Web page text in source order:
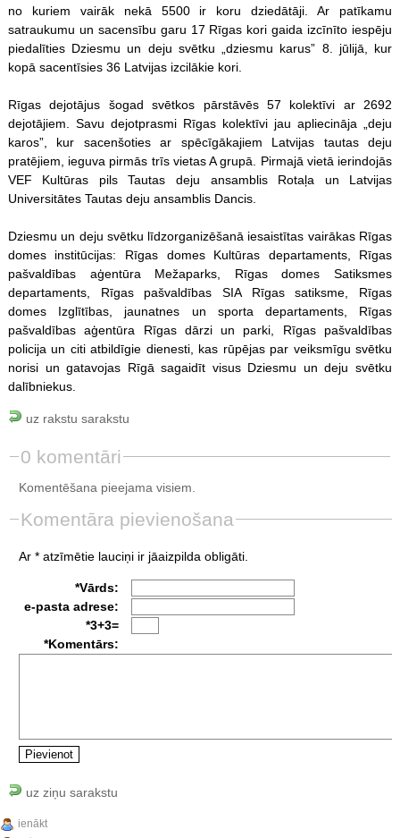
no kuriem vairāk nekā 5500 ir koru dziedātāji. Ar patīkamu
satraukumu un sacensību garu 17 Rīgas kori gaida izcīnīto iespēju
piedalīties Dziesmu un deju svētku „dziesmu karus” 8. jūlijā, kur
kopā sacentīsies 36 Latvijas izcilākie kori.
Rīgas dejotājus šogad svētkos pārstāvēs 57 kolektīvi ar 2692
dejotājiem. Savu dejotprasmi Rīgas kolektīvi jau apliecināja „deju
karos”, kur sacenšoties ar spēcīgākajiem Latvijas tautas deju
pratējiem, ieguva pirmās trīs vietas A grupā. Pirmajā vietā ierindojās
VEF Kultūras pils Tautas deju ansamblis Rotaļa un Latvijas
Universitātes Tautas deju ansamblis Dancis.
Dziesmu un deju svētku līdzorganizēšanā iesaistītas vairākas Rīgas
domes institūcijas: Rīgas domes Kultūras departaments, Rīgas
pašvaldības aģentūra Mežaparks, Rīgas domes Satiksmes
departaments, Rīgas pašvaldības SIA Rīgas satiksme, Rīgas
domes Izglītības, jaunatnes un sporta departaments, Rīgas
pašvaldības aģentūra Rīgas dārzi un parki, Rīgas pašvaldības
policija un citi atbildīgie dienesti, kas rūpējas par veiksmīgu svētku
norisi un gatavojas Rīgā sagaidīt visus Dziesmu un deju svētku
dalībniekus.
uz rakstu sarakstu
0 komentāri
Komentēšana pieejama visiem.
Komentāra pievienošana
Ar * atzīmētie lauciņi ir jāaizpilda obligāti.
*Vārds:
e-pasta adrese:
*3+3=
*Komentārs:
uz ziņu sarakstu
ienākt